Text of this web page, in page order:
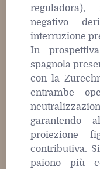
reguladora),
negativo
interruzione
In
spagnola
con la
entrambe
garantendo
proiezione
contributiva.
paiono più